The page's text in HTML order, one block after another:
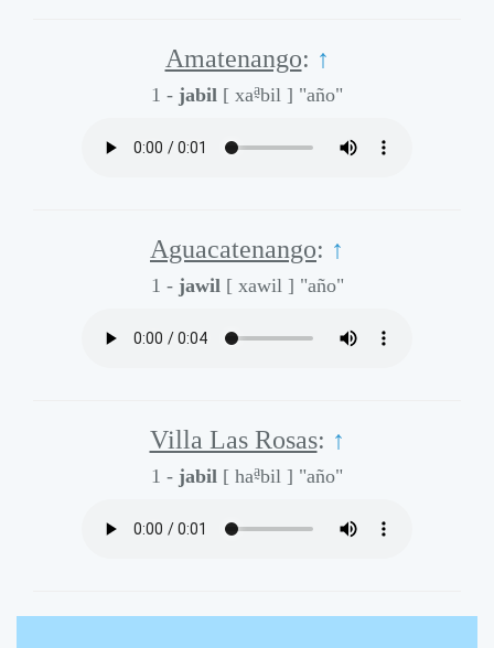
Amatenango: ↑
1 - jabil [ xaa̰bil ] "año"
Aguacatenango: ↑
1 - jawil [ xawil ] "año"
Villa Las Rosas: ↑
1 - jabil [ haa̰bil ] "año"